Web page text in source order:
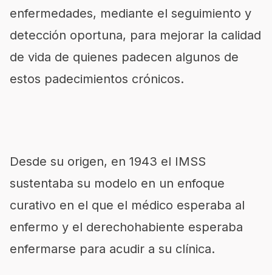
enfermedades, mediante el seguimiento y
detección oportuna, para mejorar la calidad
de vida de quienes padecen algunos de
estos padecimientos crónicos.
Desde su origen, en 1943 el IMSS
sustentaba su modelo en un enfoque
curativo en el que el médico esperaba al
enfermo y el derechohabiente esperaba
enfermarse para acudir a su clínica.